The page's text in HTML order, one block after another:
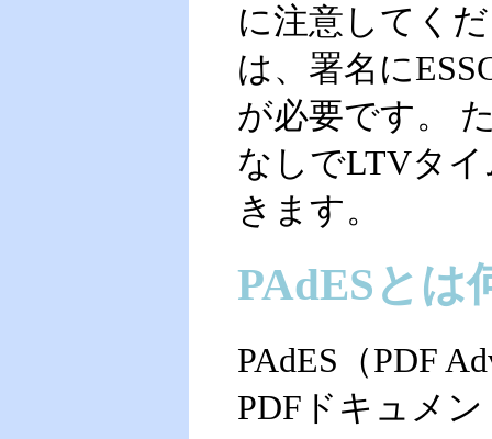
に注意してく
は、署名に
が必要です。
なしでLTVタ
きます。
PAdESとは
PAdES（PDF
PDFドキュメ